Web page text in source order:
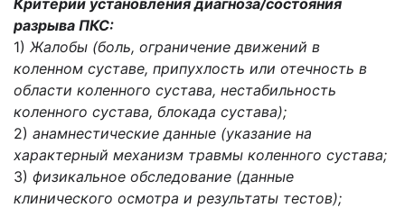
Критерии установления диагноза/состояния
разрыва ПКС:
1) Жалобы (боль, ограничение движений в
коленном суставе, припухлость или отечность в
области коленного сустава, нестабильность
коленного сустава, блокада сустава);
2) анамнестические данные (указание на
характерный механизм травмы коленного сустава;
3) физикальное обследование (данные
клинического осмотра и результаты тестов);